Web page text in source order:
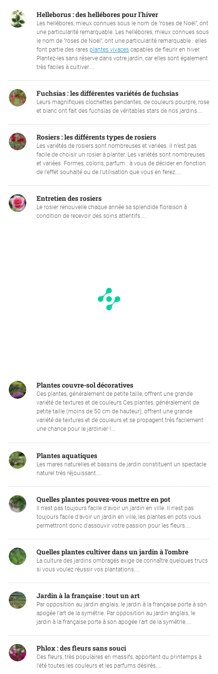
Helleborus : des hellébores pour l'hiver
Les hellébores, mieux connues sous le nom de "roses de Noël", ont
une particularité remarquable. Les hellébores, mieux connues sous
le nom de "roses de Noël", ont une particularité remarquable : elles
font partie des rares plantes vivacescapables de fleurir en hiver.
Plantez-les sans réserve dans votre jardin, car elles sont également
très faciles à cultiver....
Fuchsias : les différentes variétés de fuchsias
Leurs magnifiques clochettes pendantes, de couleurs pourpre, rose
et blanc ont fait des fuchsias de véritables stars de nos jardins....
Rosiers : les différents types de rosiers
Les variétés de rosiers sont nombreuses et variées. Il n’est pas
facile de choisir un rosier à planter. Les variétés sont nombreuses
et variées. Formes, coloris, parfum : à vous de décider en fonction
de l'effet souhaité ou de l'utilisation que vous en ferez....
Entretien des rosiers
Le rosier renouvelle chaque année sa splendide floraison à
condition de recevoir des soins attentifs....
Plantes couvre-sol décoratives
Ces plantes, généralement de petite taille, offrent une grande
variété de textures et de couleurs Ces plantes, généralement de
petite taille (moins de 50 cm de hauteur), offrent une grande
variété de textures et de couleurs et se propagent très facilement :
une chance pour le jardinier !...
Plantes aquatiques
Les mares naturelles et bassins de jardin constituent un spectacle
naturel très réjouissant....
Quelles plantes pouvez-vous mettre en pot
Il n'est pas toujours facile d'avoir un jardin en ville. Il n'est pas
toujours facile d'avoir un jardin en ville, les plantes en pots vous
permettront donc d'assouvir votre passion pour les fleurs....
Quelles plantes cultiver dans un jardin à l'ombre
La culture des jardins ombragés exige de connaître quelques trucs
si vous voulez réussir vos plantations....
Jardin à la française : tout un art
Par opposition au jardin anglais, le jardin à la française porte à son
apogée l'art de la symétrie. Par opposition au jardin anglais, le
jardin à la française porte à son apogée l'art de la symétrie....
Phlox : des fleurs sans souci
Ces fleurs, très populaires en massifs, apportent du printemps à
l’été toutes les couleurs et les parfums désirés....